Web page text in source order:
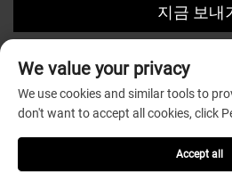
지금 보내
Co.,Ltd. 소유 |
개인
We value your privacy
We use cookies and similar tools to
don't want to accept all cookies, click
Accept all